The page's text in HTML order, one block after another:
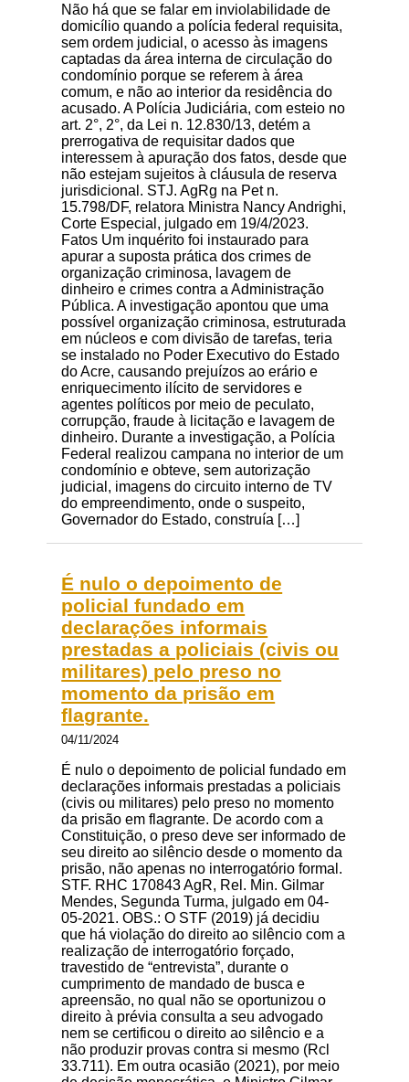
Não há que se falar em inviolabilidade de
domicílio quando a polícia federal requisita,
sem ordem judicial, o acesso às imagens
captadas da área interna de circulação do
condomínio porque se referem à área
comum, e não ao interior da residência do
acusado. A Polícia Judiciária, com esteio no
art. 2°, 2°, da Lei n. 12.830/13, detém a
prerrogativa de requisitar dados que
interessem à apuração dos fatos, desde que
não estejam sujeitos à cláusula de reserva
jurisdicional. STJ. AgRg na Pet n.
15.798/DF, relatora Ministra Nancy Andrighi,
Corte Especial, julgado em 19/4/2023.
Fatos Um inquérito foi instaurado para
apurar a suposta prática dos crimes de
organização criminosa, lavagem de
dinheiro e crimes contra a Administração
Pública. A investigação apontou que uma
possível organização criminosa, estruturada
em núcleos e com divisão de tarefas, teria
se instalado no Poder Executivo do Estado
do Acre, causando prejuízos ao erário e
enriquecimento ilícito de servidores e
agentes políticos por meio de peculato,
corrupção, fraude à licitação e lavagem de
dinheiro. Durante a investigação, a Polícia
Federal realizou campana no interior de um
condomínio e obteve, sem autorização
judicial, imagens do circuito interno de TV
do empreendimento, onde o suspeito,
Governador do Estado, construía […]
É nulo o depoimento de
policial fundado em
declarações informais
prestadas a policiais (civis ou
militares) pelo preso no
momento da prisão em
flagrante.
04/11/2024
É nulo o depoimento de policial fundado em
declarações informais prestadas a policiais
(civis ou militares) pelo preso no momento
da prisão em flagrante. De acordo com a
Constituição, o preso deve ser informado de
seu direito ao silêncio desde o momento da
prisão, não apenas no interrogatório formal.
STF. RHC 170843 AgR, Rel. Min. Gilmar
Mendes, Segunda Turma, julgado em 04-
05-2021. OBS.: O STF (2019) já decidiu
que há violação do direito ao silêncio com a
realização de interrogatório forçado,
travestido de “entrevista”, durante o
cumprimento de mandado de busca e
apreensão, no qual não se oportunizou o
direito à prévia consulta a seu advogado
nem se certificou o direito ao silêncio e a
não produzir provas contra si mesmo (Rcl
33.711). Em outra ocasião (2021), por meio